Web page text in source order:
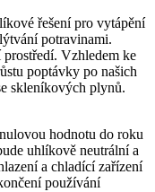
řešení pro vytápění
potravinami.
prostředí. Vzhledem ke
poptávky po našich
skleníkových plynů.
hodnotu do roku
uhlíkově neutrální a
a chladící zařízení
používání